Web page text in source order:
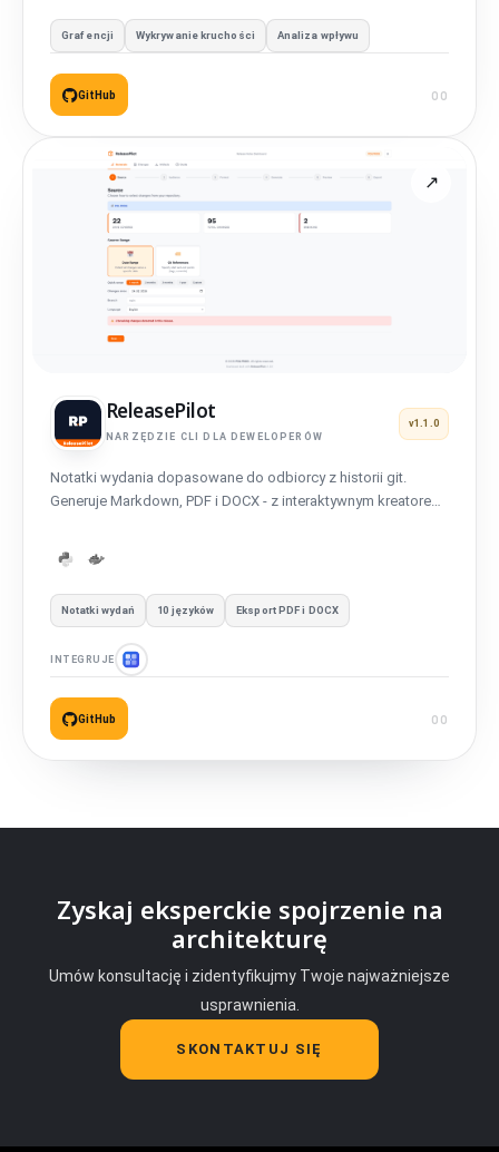
Graf encji Wykrywanie kruchości Analiza wpływu
GitHub
ReleasePilot
NARZĘDZIE CLI DLA DEWELOPERÓW
v1.1.0
Notatki wydania dopasowane do odbiorcy z historii git.
Generuje Markdown, PDF i DOCX - z interaktywnym kreatorem,
Notatki wydań 10 języków Eksport PDF i DOCX
INTEGRUJE
GitHub
Zyskaj eksperckie spojrzenie na
architekturę
Umów konsultację i zidentyfikujmy Twoje najważniejsze
usprawnienia.
SKONTAKTUJ SIĘ